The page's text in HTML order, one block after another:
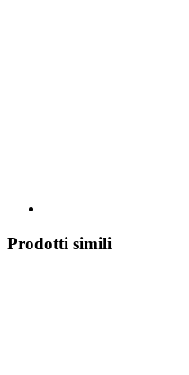
Prodotti simili